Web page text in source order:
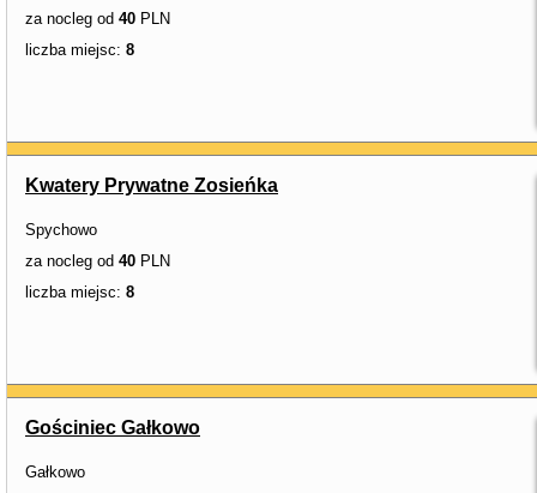
za nocleg od 40 PLN
liczba miejsc: 8
Kwatery Prywatne Zosieńka
Spychowo
za nocleg od 40 PLN
liczba miejsc: 8
Gościniec Gałkowo
Gałkowo